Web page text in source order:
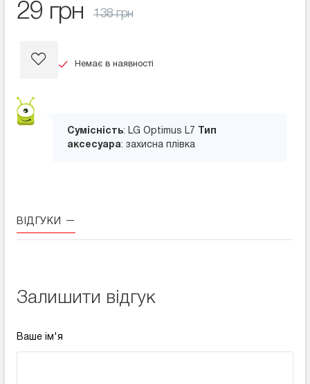
29 грн 138 грн
Немає в наявності
Сумісність: LG Optimus L7
Тип
аксесуара: захисна плівка
ВІДГУКИ
Залишити відгук
Ваше ім'я